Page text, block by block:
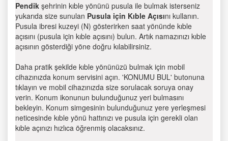
Pendik şehrinin kıble yönünü pusula ile bulmak isterseniz
yukarıda size sunulan Pusula için Kıble Açısını kullanın.
Pusula ibresi kuzeyi (N) gösterirken saat yönünde kıble
açısını (pusula için kıble açısını) bulun. Artık namazınızı kıble
açısının gösterdiği yöne doğru kılabilirsiniz.
Daha pratik şekilde kıble yönünüzü bulmak için mobil
cihazınızda konum servisini açın. 'KONUMU BUL' butonuna
tıklayın ve mobil cihazınızda size sorulacak soruya onay
verin. Konum ikonunun bulunduğunuz yeri bulmasını
bekleyin. Konum simgesinin bulunduğunuz yere yerleşmesi
neticesinde kıble yönü hattınızı ve pusula için gerekli olan
kıble açınızı hızlıca öğrenmiş olacaksınız.